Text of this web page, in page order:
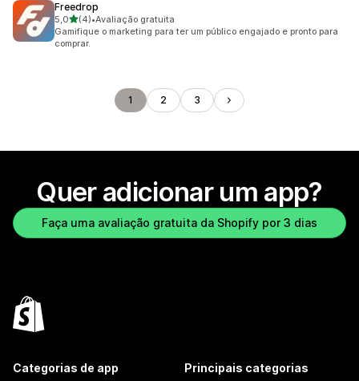
Freedrop
5,0de 5 estrelas
(4)
4 avaliações ao todo
•Avaliação gratuita
Gamifique o marketing para ter um público engajado e pronto para
comprar.
1 2 3
Quer adicionar um app?
Faça uma avaliação gratuita da Shopify por 3 dias
Categorias de app Principais categorias